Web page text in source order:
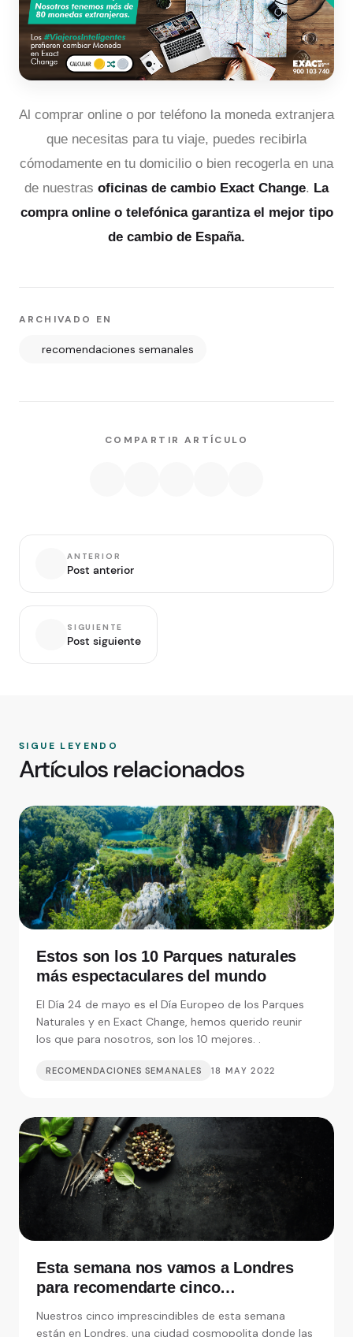
Al comprar online o por teléfono la moneda extranjera
que necesitas para tu viaje, puedes recibirla
cómodamente en tu domicilio o bien recogerla en una
de nuestras oficinas de cambio Exact Change. La
compra online o telefónica garantiza el mejor tipo
de cambio de España.
ARCHIVADO EN
recomendaciones semanales
COMPARTIR ARTÍCULO
ANTERIOR
Post anterior
SIGUIENTE
Post siguiente
SIGUE LEYENDO
Artículos relacionados
Estos son los 10 Parques naturales
más espectaculares del mundo
El Día 24 de mayo es el Día Europeo de los Parques
Naturales y en Exact Change, hemos querido reunir
los que para nosotros, son los 10 mejores. .
RECOMENDACIONES SEMANALES 18 MAY 2022
Esta semana nos vamos a Londres
para recomendarte cinco
imprescindibles
Nuestros cinco imprescindibles de esta semana
están en Londres, una ciudad cosmopolita donde las